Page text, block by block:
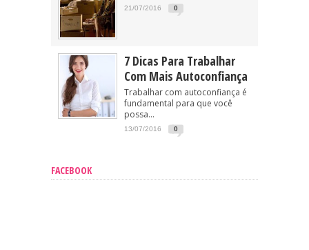
21/07/2016 0
7 Dicas Para Trabalhar
Com Mais Autoconfiança
Trabalhar com autoconfiança é
fundamental para que você
possa...
13/07/2016 0
FACEBOOK